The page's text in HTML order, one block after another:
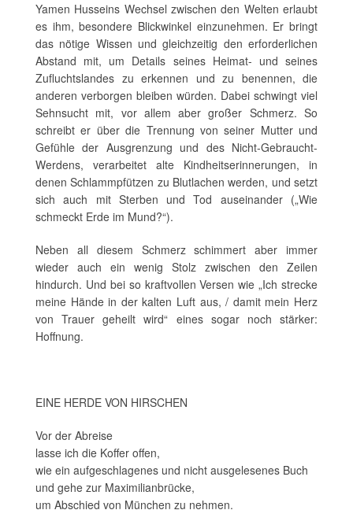
Yamen Husseins Wechsel zwischen den Welten erlaubt
es ihm, besondere Blickwinkel einzunehmen. Er bringt
das nötige Wissen und gleichzeitig den erforderlichen
Abstand mit, um Details seines Heimat- und seines
Zufluchtslandes zu erkennen und zu benennen, die
anderen verborgen bleiben würden. Dabei schwingt viel
Sehnsucht mit, vor allem aber großer Schmerz. So
schreibt er über die Trennung von seiner Mutter und
Gefühle der Ausgrenzung und des Nicht-Gebraucht-
Werdens, verarbeitet alte Kindheitserinnerungen, in
denen Schlammpfützen zu Blutlachen werden, und setzt
sich auch mit Sterben und Tod auseinander („Wie
schmeckt Erde im Mund?“).
Neben all diesem Schmerz schimmert aber immer
wieder auch ein wenig Stolz zwischen den Zeilen
hindurch. Und bei so kraftvollen Versen wie „Ich strecke
meine Hände in der kalten Luft aus, / damit mein Herz
von Trauer geheilt wird“ eines sogar noch stärker:
Hoffnung.
EINE HERDE VON HIRSCHEN
Vor der Abreise
lasse ich die Koffer offen,
wie ein aufgeschlagenes und nicht ausgelesenes Buch
und gehe zur Maximilianbrücke,
um Abschied von München zu nehmen.